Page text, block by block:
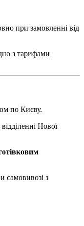
при замовленні від
з тарифами
по Києву.
Нової
самовивозі з